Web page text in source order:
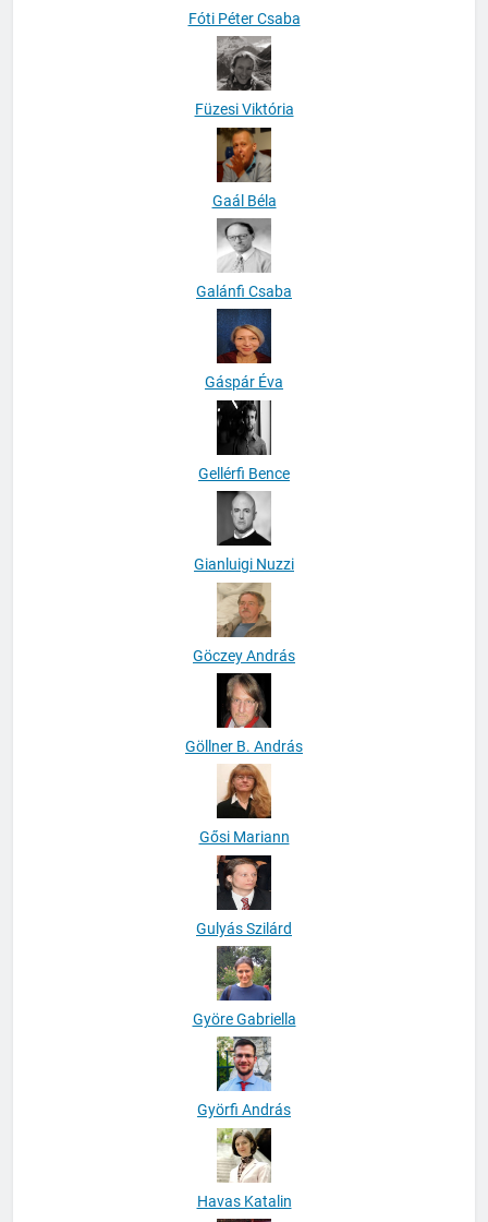
Fóti Péter Csaba
Füzesi Viktória
Gaál Béla
Galánfi Csaba
Gáspár Éva
Gellérfi Bence
Gianluigi Nuzzi
Göczey András
Göllner B. András
Gősi Mariann
Gulyás Szilárd
Györe Gabriella
Györfi András
Havas Katalin